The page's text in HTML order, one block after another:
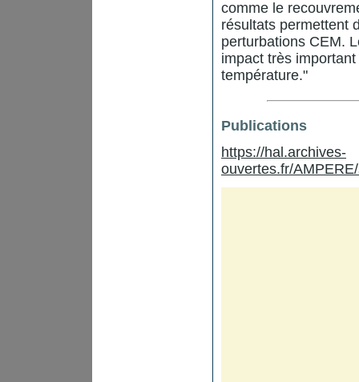
comme le
résultats permettent
perturbations CEM.
impact très
température."
Publications
https://hal.archives-
ouvertes.fr/